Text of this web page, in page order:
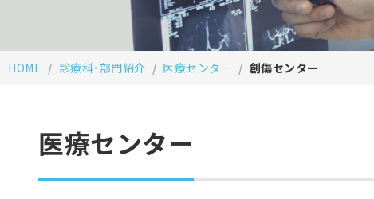
HOME 診療科・部門紹介 医療センター 創傷センター
医療センター